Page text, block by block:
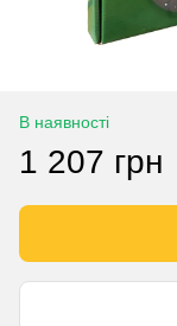
В наявності
1 207 грн